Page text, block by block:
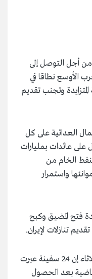
أجل التوصل إلى
الأوسع نطاقا في
وتجنب تقديم
العدائية على كل
عائدات بمليارات
الخام من
واستمرار
فتح المضيق وكبح
تنازلات لإيران.
وقال الحرس الثوري الإيراني اليوم الثلاثاء إن 24 سفينة عبرت
بعد الحصول